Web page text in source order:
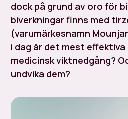
dock på grund av oro för
biverkningar finns med
(varumärkesnamn
i dag är det mest
medicinsk viktnedgång?
undvika dem?